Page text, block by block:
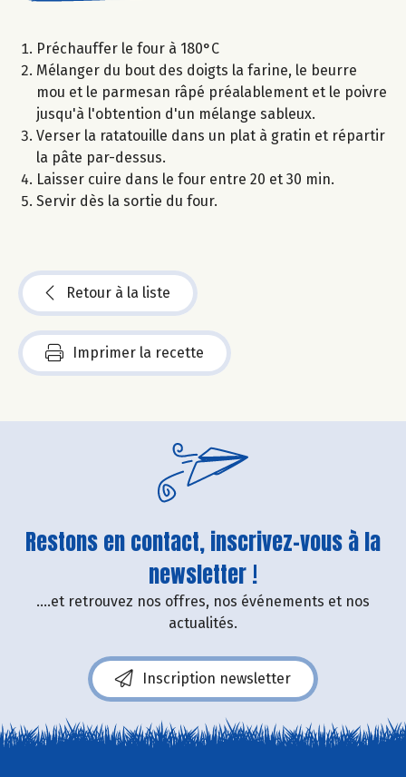
Préchauffer le four à 180°C
Mélanger du bout des doigts la farine, le beurre
mou et le parmesan râpé préalablement et le poivre
jusqu'à l'obtention d'un mélange sableux.
Verser la ratatouille dans un plat à gratin et répartir
la pâte par-dessus.
Laisser cuire dans le four entre 20 et 30 min.
Servir dès la sortie du four.
Retour à la liste
Imprimer la recette
Restons en contact, inscrivez-vous à la
newsletter !
....et retrouvez nos offres, nos événements et nos
actualités.
Inscription newsletter